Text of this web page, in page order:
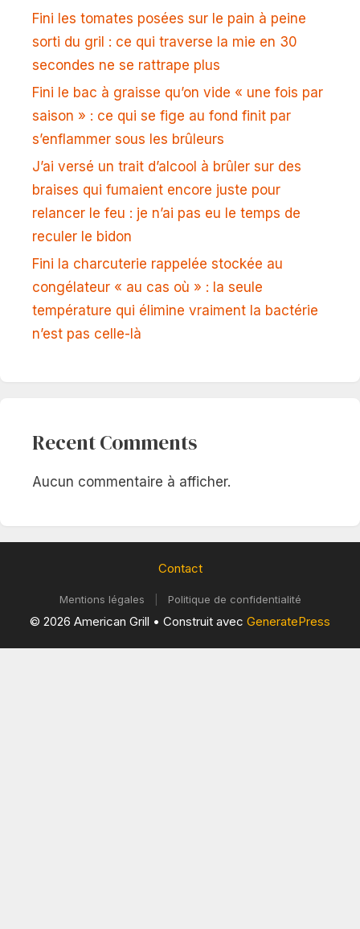
Fini les tomates posées sur le pain à peine
sorti du gril : ce qui traverse la mie en 30
secondes ne se rattrape plus
Fini le bac à graisse qu’on vide « une fois par
saison » : ce qui se fige au fond finit par
s’enflammer sous les brûleurs
J’ai versé un trait d’alcool à brûler sur des
braises qui fumaient encore juste pour
relancer le feu : je n’ai pas eu le temps de
reculer le bidon
Fini la charcuterie rappelée stockée au
congélateur « au cas où » : la seule
température qui élimine vraiment la bactérie
n’est pas celle-là
Recent Comments
Aucun commentaire à afficher.
Contact
Mentions légales Politique de confidentialité
© 2026 American Grill • Construit avec GeneratePress